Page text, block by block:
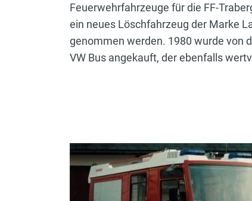
Feuerwehrfahrzeuge für die FF-
ein neues Löschfahrzeug der Marke
genommen werden. 1980 wurde von
VW Bus angekauft, der ebenfalls